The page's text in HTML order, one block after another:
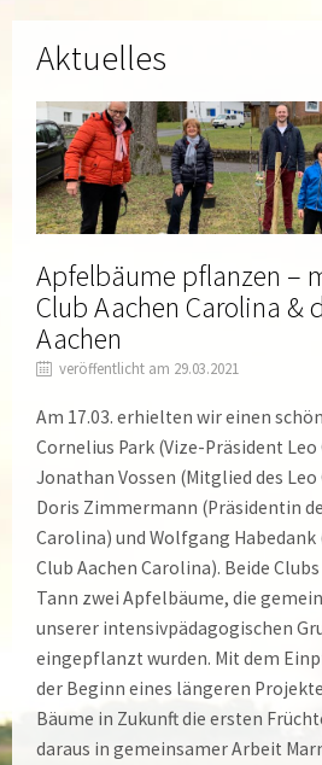
Aktuelles
Apfelbäume pflanzen –
Club Aachen Carolina &
Aachen
veröffentlicht am 29.03.2021
Am 17.03. erhielten wir einen
Cornelius Park (Vize-Präsident Leo
Jonathan Vossen (Mitglied des Leo
Doris Zimmermann (Präsidentin
Carolina) und Wolfgang Habedank
Club Aachen Carolina). Beide
Tann zwei Apfelbäume, die
unserer intensivpädagogischen
eingepflanzt wurden. Mit dem
der Beginn eines längeren
Bäume in Zukunft die ersten
daraus in gemeinsamer Arbeit